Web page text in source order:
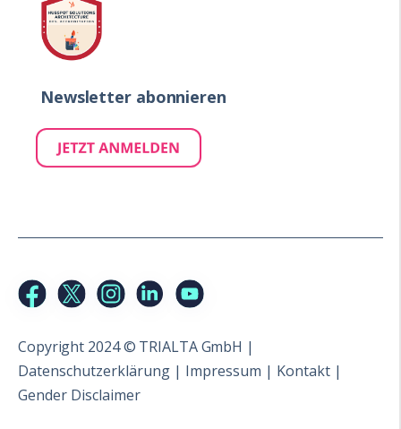
Newsletter abonnieren
Copyright 2024 © TRIALTA GmbH |
Datenschutzerklärung | Impressum | Kontakt |
Gender Disclaimer